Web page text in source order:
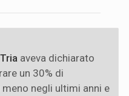
aveva dichiarato
un 30% di
meno negli ultimi anni e